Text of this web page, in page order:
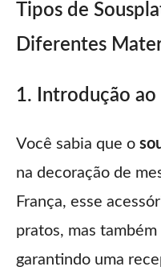
Tipos de
Diferentes
1. Introdução ao
Você sabia que o
na decoração de
França, esse
pratos, mas
garantindo uma